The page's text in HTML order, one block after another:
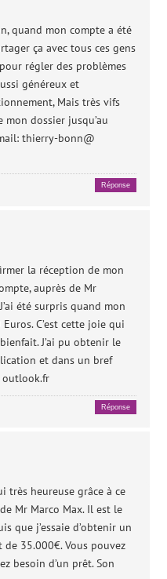
quand mon compte a été
ça avec tous ces gens
régler des problèmes
généreux et
Mais très vifs
dossier jusqu’au
thierry-bonn@
Réponse
la réception de mon
auprès de Mr
été surpris quand mon
C’est cette joie qui
J’ai pu obtenir le
et dans un bref
outlook.fr
Réponse
très heureuse grâce à ce
Mr Marco Max. Il est le
que j’essaie d’obtenir un
35.000€. Vous pouvez
besoin d’un prêt. Son